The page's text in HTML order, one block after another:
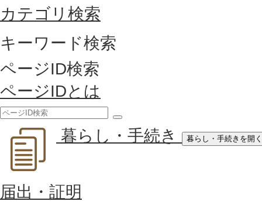
カテゴリ検索
キーワード検索
ページID検索
ページIDとは
索
暮らし・手続き 暮らし・手続きを開く
届出・証明